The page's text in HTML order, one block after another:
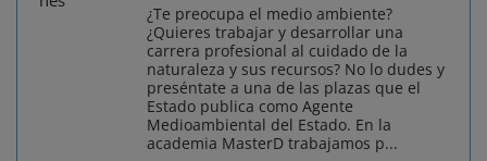
¿Te preocupa el medio ambiente?
¿Quieres trabajar y desarrollar una
carrera profesional al cuidado de la
naturaleza y sus recursos? No lo dudes y
preséntate a una de las plazas que el
Estado publica como Agente
Medioambiental del Estado. En la
academia MasterD trabajamos p...